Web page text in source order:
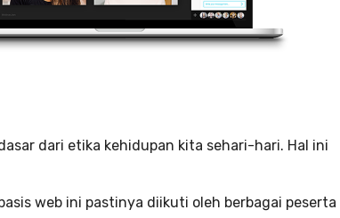
dari etika kehidupan kita sehari-hari. Hal ini
web ini pastinya diikuti oleh berbagai peserta